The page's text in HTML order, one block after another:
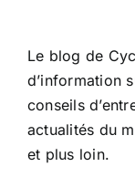
La boutique
Magasin
Le blog de
d’information
conseils
actualités du
et plus loin.